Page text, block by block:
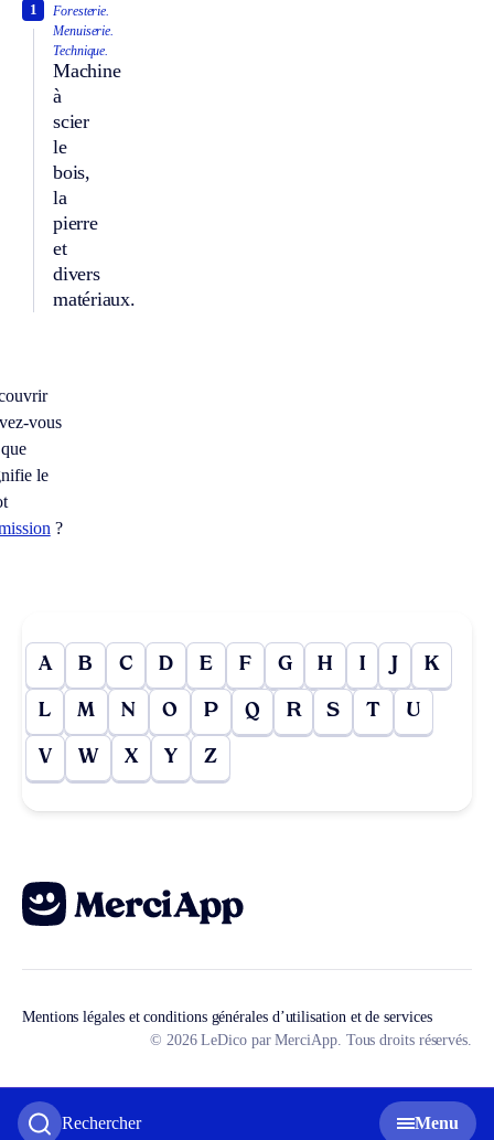
Rechercher Menu
Foresterie.
Menuiserie.
Technique.
Machine
à
scier
le
bois,
la
pierre
et
divers
matériaux.
1
vous
le
?
A B C D E F G H I J K
L M N O P Q R S T U
V W X Y Z
Mentions légales et conditions générales d’utilisation et de services
© 2026 LeDico par MerciApp. Tous droits réservés.